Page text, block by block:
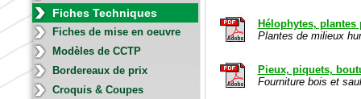
Fiches Techniques
Fiches de mise en oeuvre
Modèles de CCTP
Bordereaux de prix
Croquis & Coupes
Hélophytes, plantes
Plantes de milieux
Pieux, piquets,
Fourniture bois et